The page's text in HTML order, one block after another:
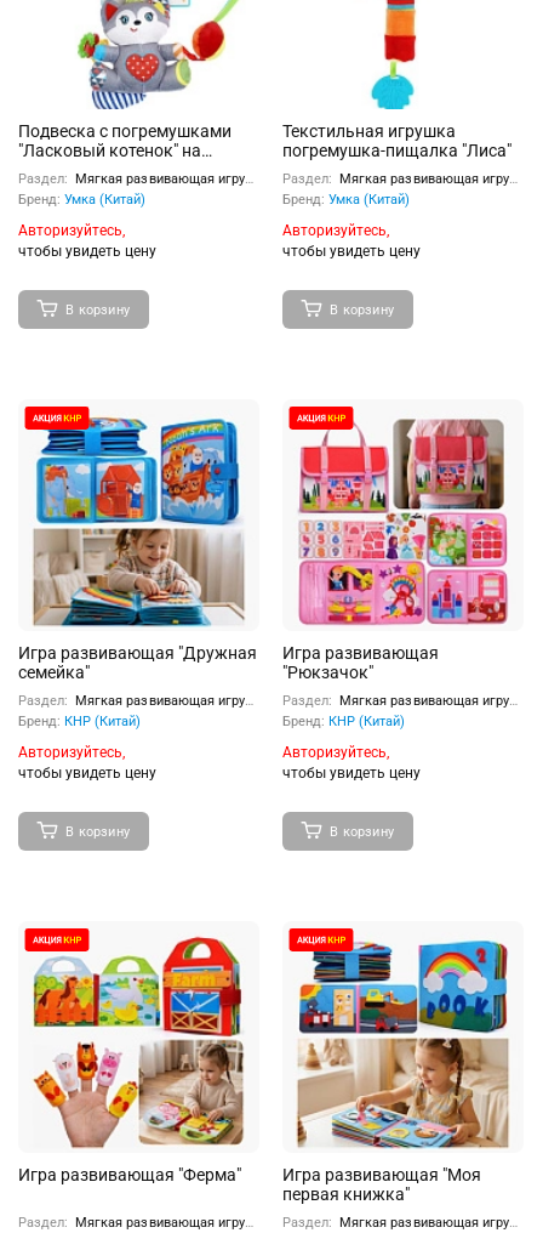
Подвеска с погремушками
"Ласковый котенок" на
блистере
Раздел:
Мягкая развивающая игрушка
Бренд: Умка (Китай)
Авторизуйтесь,
чтобы увидеть цену
В корзину
Текстильная игрушка
погремушка-пищалка "Лиса"
Раздел:
Мягкая развивающая игрушка
Бренд: Умка (Китай)
Авторизуйтесь,
чтобы увидеть цену
В корзину
Игра развивающая "Дружная
семейка"
Раздел:
Мягкая развивающая игрушка
Бренд: КНР (Китай)
Авторизуйтесь,
чтобы увидеть цену
В корзину
Игра развивающая
"Рюкзачок"
Раздел:
Мягкая развивающая игрушка
Бренд: КНР (Китай)
Авторизуйтесь,
чтобы увидеть цену
В корзину
Игра развивающая "Ферма"
Раздел:
Мягкая развивающая игрушка
Игра развивающая "Моя
первая книжка"
Раздел:
Мягкая развивающая игрушка